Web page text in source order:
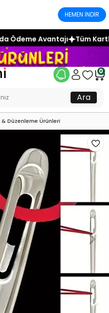
HEMEN İNDİR
Tüm Kartlara 12 Taksit
0
Ara
Düzenleme Ürünleri